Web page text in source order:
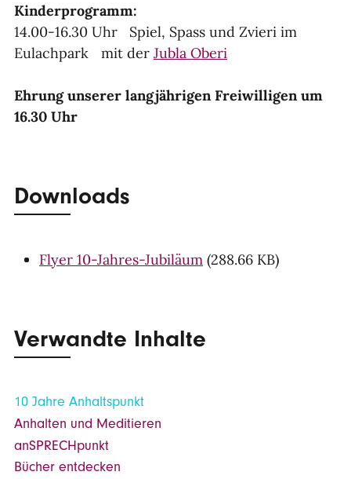
Kinderprogramm:
14.00-16.30 Uhr Spiel, Spass und Zvieri im
Eulachpark mit der Jubla Oberi
Ehrung unserer langjährigen Freiwilligen um
16.30 Uhr
Downloads
Flyer 10-Jahres-Jubiläum (288.66 KB)
Verwandte Inhalte
10 Jahre Anhaltspunkt
Anhalten und Meditieren
anSPRECHpunkt
Bücher entdecken